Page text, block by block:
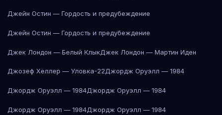
Джейн Остин — Гордость и предубеждение
Джейн Остин — Гордость и предубеждение
Джек Лондон — Белый КлыкДжек Лондон — Мартин Иден
Джозеф Хеллер — Уловка-22Джордж Оруэлл — 1984
Джордж Оруэлл — 1984Джордж Оруэлл — 1984
Джордж Оруэлл — 1984Джордж Оруэлл — 1984